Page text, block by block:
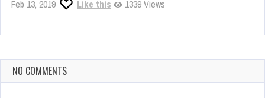
Feb 13, 2019 Like this 1339 Views
NO COMMENTS